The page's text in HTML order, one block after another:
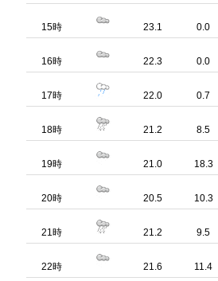
15時 23.1 0.0
16時 22.3 0.0
17時 22.0 0.7
18時 21.2 8.5
19時 21.0 18.3
20時 20.5 10.3
21時 21.2 9.5
22時 21.6 11.4